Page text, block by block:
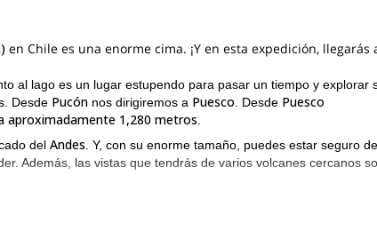
en Chile es una enorme cima. ¡Y en esta expedición, llegarás
al lago es un lugar estupendo para pasar un tiempo y explorar
Desde Pucón nos dirigiremos a Puesco . Desde Puesco
aproximadamente 1,280 metros
del Andes . Y, con su enorme tamaño, puedes estar seguro
Además, las vistas que tendrás de varios volcanes cercanos
estén en